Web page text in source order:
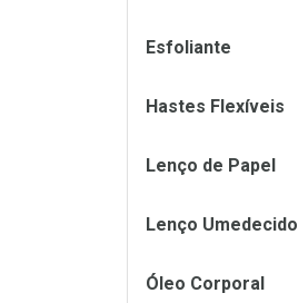
Esfoliante
Hastes Flexíveis
Lenço de Papel
Lenço Umedecido
Óleo Corporal